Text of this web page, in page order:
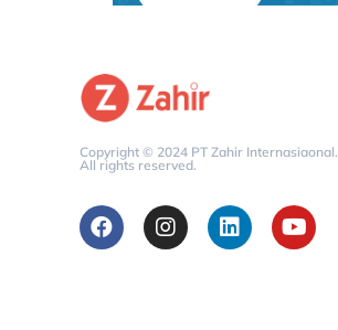
Copyright © 2024 PT Zahir Internasiaonal.
All rights reserved.